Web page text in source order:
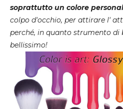
soprattutto un colore
colpo d'occhio, per attirare l'
perché, in quanto strumento di
bellissimo!